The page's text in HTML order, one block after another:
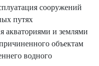
сооружений
путях
акваториями и землями
объектам
водного